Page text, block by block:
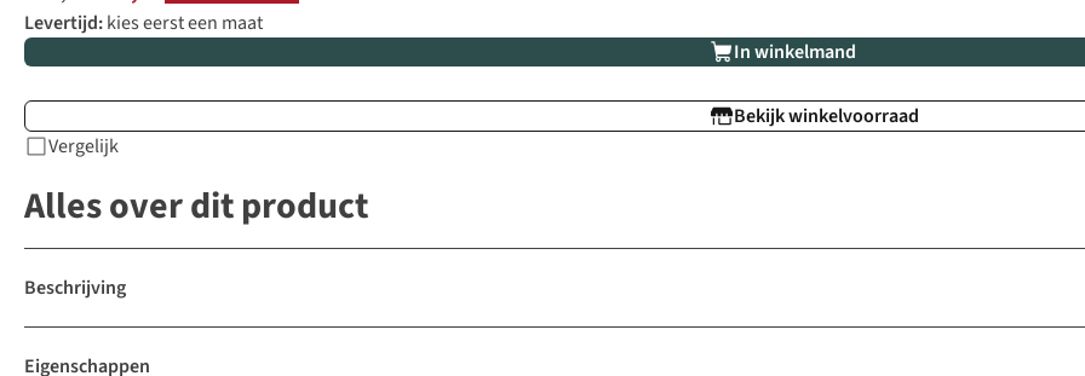
Levertijd:kies eerst een maat
In winkelmand
Bekijk winkelvoorraad
Vergelijk
Alles over dit product
Beschrijving
Eigenschappen